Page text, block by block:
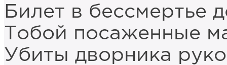
Билет в бессмертье
Тобой посаженные
Убиты дворника